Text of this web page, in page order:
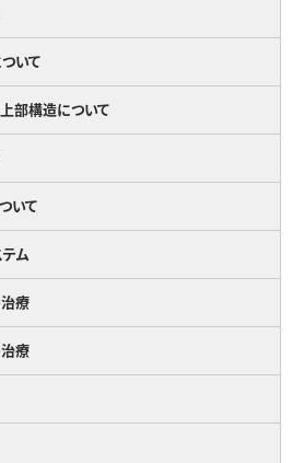
いて
部構造について
いて
ム
療
療